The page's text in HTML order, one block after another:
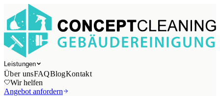
Leistungen
Über unsFAQBlogKontakt
Wir helfen
Angebot anfordern